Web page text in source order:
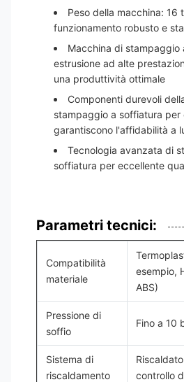
Peso della macchina: 16
funzionamento robusto e
Macchina di stampaggio
estrusione ad alte
una produttività ottimale
Componenti durevoli
stampaggio a soffiatura per
garantiscono l'affidabilità a
Tecnologia avanzata di
soffiatura per eccellente
Parametri tecnici:
Compatibilità
materiale
esempio,
ABS)
Pressione di
soffio
Fino a 10
Sistema di
riscaldamento
controllo